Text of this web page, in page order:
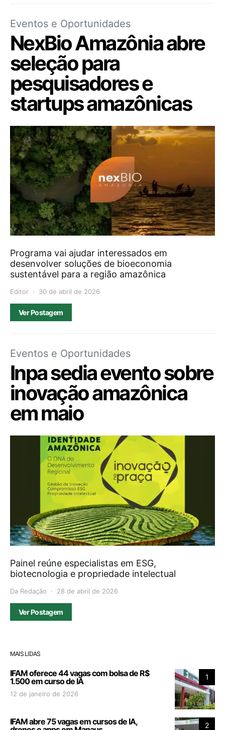
Eventos e Oportunidades
NexBio Amazônia abre
seleção para
pesquisadores e
startups amazônicas
Programa vai ajudar interessados em
desenvolver soluções de bioeconomia
sustentável para a região amazônica
Editor 30 de abril de 2026
Ver Postagem
Eventos e Oportunidades
Inpa sedia evento sobre
inovação amazônica
em maio
Painel reúne especialistas em ESG,
biotecnologia e propriedade intelectual
Da Redação 28 de abril de 2026
Ver Postagem
MAIS LIDAS
1
IFAM oferece 44 vagas com bolsa de R$
1.500 em curso de IA
12 de janeiro de 2026
2
IFAM abre 75 vagas em cursos de IA,